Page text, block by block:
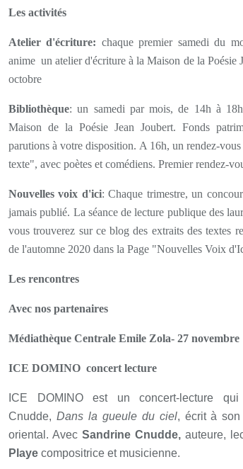
Les activités
Atelier d'écriture: chaque premier samedi du
anime un atelier d'écriture à la Maison de la Poésie
octobre
Bibliothèque: un samedi par mois, de 14h à
Maison de la Poésie Jean Joubert. Fonds
parutions à votre disposition. A 16h, un rendez-
texte", avec poètes et comédiens. Premier rendez-
Nouvelles voix d'ici: Chaque trimestre, un
jamais publié. La séance de lecture publique des
vous trouverez sur ce blog des extraits des textes
de l'automne 2020 dans la Page "Nouvelles Voix
Les rencontres
Avec nos partenaires
Médiathèque Centrale Emile Zola- 27
ICE DOMINO concert lecture
ICE DOMINOest un concert-lecture
Cnudde, Dans la gueule du ciel, écrit à son
oriental. Avec Sandrine Cnudde, auteure,
Playe compositrice et musicienne.